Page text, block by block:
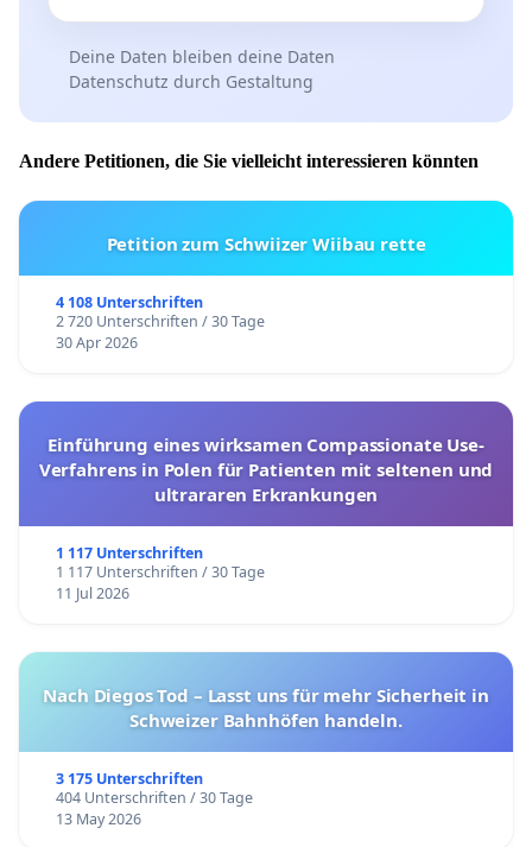
Deine Daten bleiben deine Daten
Datenschutz durch Gestaltung
Andere Petitionen, die Sie vielleicht interessieren könnten
Petition zum Schwiizer Wiibau rette
4 108 Unterschriften
2 720 Unterschriften / 30 Tage
30 Apr 2026
Einführung eines wirksamen Compassionate Use-
Verfahrens in Polen für Patienten mit seltenen und
ultrararen Erkrankungen
1 117 Unterschriften
1 117 Unterschriften / 30 Tage
11 Jul 2026
Nach Diegos Tod – Lasst uns für mehr Sicherheit in
Schweizer Bahnhöfen handeln.
3 175 Unterschriften
404 Unterschriften / 30 Tage
13 May 2026